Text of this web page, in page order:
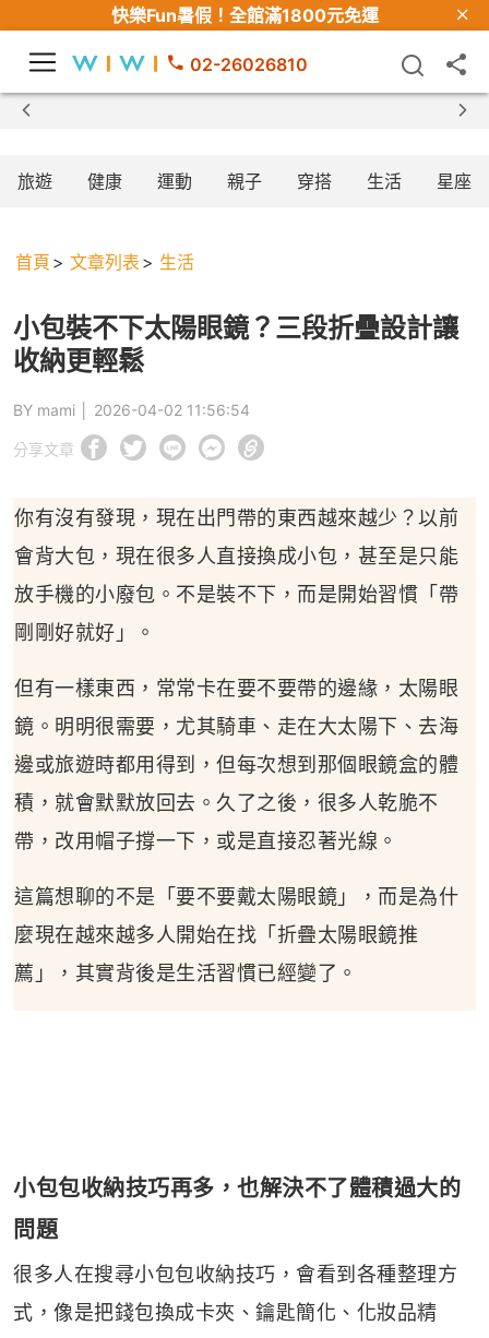
快樂Fun暑假！ 全館滿1800元免運
02-26026810
旅遊 健康 運動 親子 穿搭 生活 星座
首頁 文章列表 生活
小包裝不下太陽眼鏡？三段折疊設計讓
收納更輕鬆
BY mami │ 2026-04-02 11:56:54
分享文章
你有沒有發現，現在出門帶的東西越來越少？以前
會背大包，現在很多人直接換成小包，甚至是只能
放手機的小廢包。不是裝不下，而是開始習慣「帶
剛剛好就好」。
但有一樣東西，常常卡在要不要帶的邊緣，太陽眼
鏡。明明很需要，尤其騎車、走在大太陽下、去海
邊或旅遊時都用得到，但每次想到那個眼鏡盒的體
積，就會默默放回去。久了之後，很多人乾脆不
帶，改用帽子撐一下，或是直接忍著光線。
這篇想聊的不是「要不要戴太陽眼鏡」，而是為什
麼現在越來越多人開始在找「折疊太陽眼鏡推
薦」，其實背後是生活習慣已經變了。
小包包收納技巧再多，也解決不了體積過大的
問題
很多人在搜尋小包包收納技巧，會看到各種整理方
式，像是把錢包換成卡夾、鑰匙簡化、化妝品精